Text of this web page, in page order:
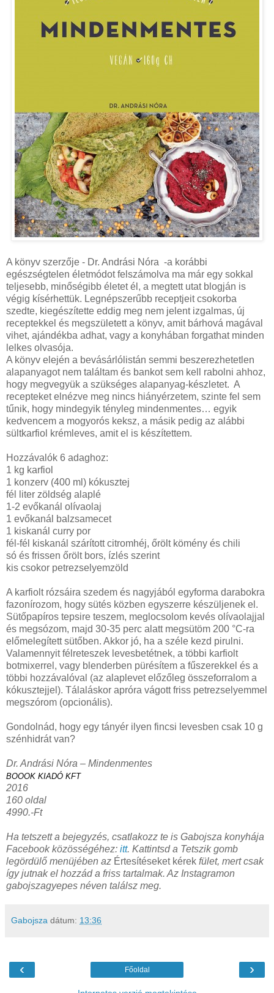
A könyv szerzője - Dr. Andrási Nóra -a korábbi
egészségtelen életmódot felszámolva ma már egy sokkal
teljesebb, minőségibb életet él, a megtett utat blogján is
végig kísérhettük. Legnépszerűbb receptjeit csokorba
szedte, kiegészítette eddig meg nem jelent izgalmas, új
receptekkel és megszületett a könyv, amit bárhová magával
vihet, ajándékba adhat, vagy a konyhában forgathat minden
lelkes olvasója.
A könyv elején a bevásárlólistán semmi beszerezhetetlen
alapanyagot nem találtam és bankot sem kell rabolni ahhoz,
hogy megvegyük a szükséges alapanyag-készletet. A
recepteket elnézve meg nincs hiányérzetem, szinte fel sem
tűnik, hogy mindegyik tényleg mindenmentes… egyik
kedvencem a mogyorós keksz, a másik pedig az alábbi
sültkarfiol krémleves, amit el is készítettem.
Hozzávalók 6 adaghoz:
1 kg karfiol
1 konzerv (400 ml) kókusztej
fél liter zöldség alaplé
1-2 evőkanál olívaolaj
1 evőkanál balzsamecet
1 kiskanál curry por
fél-fél kiskanál szárított citromhéj, őrölt kömény és chili
só és frissen őrölt bors, ízlés szerint
kis csokor petrezselyemzöld
A karfiolt rózsáira szedem és nagyjából egyforma darabokra
fazonírozom, hogy sütés közben egyszerre készüljenek el.
Sütőpapíros tepsire teszem, meglocsolom kevés olívaolajjal
és megsózom, majd 30-35 perc alatt megsütöm 200 °C-ra
előmelegített sütőben. Akkor jó, ha a széle kezd pirulni.
Valamennyit félreteszek levesbetétnek, a többi karfiolt
botmixerrel, vagy blenderben pürésítem a fűszerekkel és a
többi hozzávalóval (az alaplevet előzőleg összeforralom a
kókusztejjel). Tálaláskor apróra vágott friss petrezselyemmel
megszórom (opcionális).
Gondolnád, hogy egy tányér ilyen fincsi levesben csak 10 g
szénhidrát van?
Dr. Andrási Nóra – Mindenmentes
BOOOK KIADÓ KFT
2016
160 oldal
4990.-Ft
Ha tetszett a bejegyzés, csatlakozz te is Gabojsza konyhája
Facebook közösségéhez: itt. Kattintsd a Tetszik gomb
legördülő menüjében az Értesítéseket kérek fület, mert csak
így jutnak el hozzád a friss tartalmak. Az Instagramon
gabojszagyepes néven találsz meg.
Gabojsza dátum: 13:36
‹ ›
Főoldal